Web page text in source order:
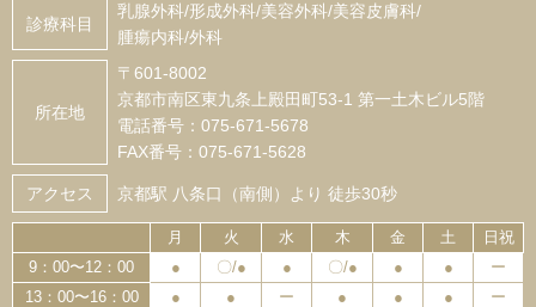
診療科目
乳腺外科/形成外科/美容外科/美容皮膚科/
腫瘍内科/外科
所在地
〒601-8002
京都市南区東九条上殿田町53-1 第一土木ビル5階
電話番号：075-671-5678
FAX番号：075-671-5628
アクセス 京都駅 八条口（南側）より 徒歩30秒
月 火 水 木 金 土
日祝
9：00〜12：00
● 〇/● ● 〇/● ● ●
ー
13：00〜16：00
● ● ー ● ● ●
ー